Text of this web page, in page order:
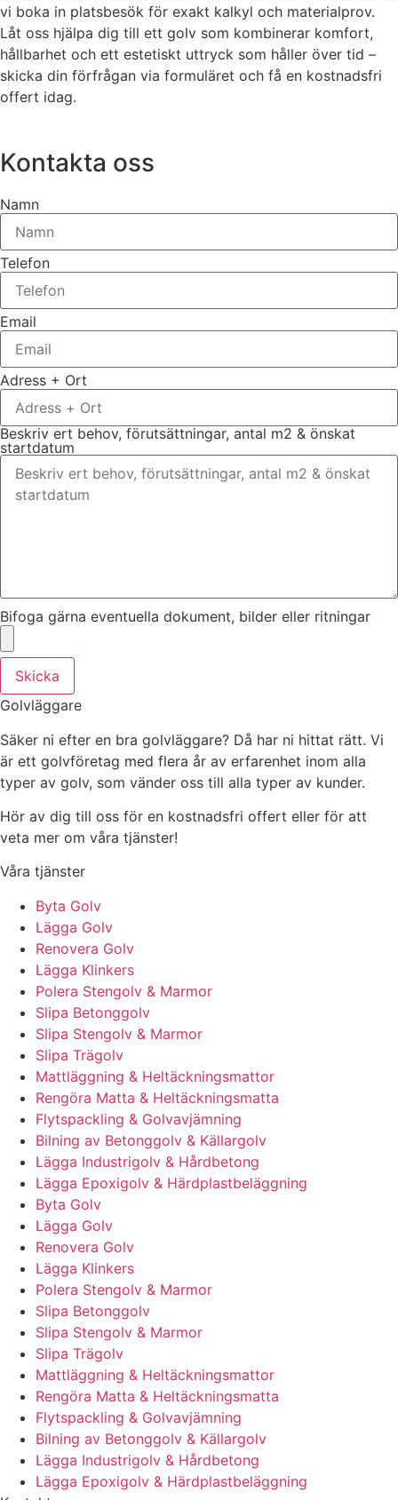
vi boka in platsbesök för exakt kalkyl och materialprov.
Låt oss hjälpa dig till ett golv som kombinerar komfort,
hållbarhet och ett estetiskt uttryck som håller över tid –
skicka din förfrågan via formuläret och få en kostnadsfri
offert idag.
Kontakta oss
Namn
Telefon
Email
Adress + Ort
Beskriv ert behov, förutsättningar, antal m2 & önskat
startdatum
Bifoga gärna eventuella dokument, bilder eller ritningar
Skicka
Golvläggare
Säker ni efter en bra golvläggare? Då har ni hittat rätt. Vi
är ett golvföretag med flera år av erfarenhet inom alla
typer av golv, som vänder oss till alla typer av kunder.
Hör av dig till oss för en kostnadsfri offert eller för att
veta mer om våra tjänster!
Våra tjänster
Byta Golv
Lägga Golv
Renovera Golv
Lägga Klinkers
Polera Stengolv & Marmor
Slipa Betonggolv
Slipa Stengolv & Marmor
Slipa Trägolv
Mattläggning & Heltäckningsmattor
Rengöra Matta & Heltäckningsmatta
Flytspackling & Golvavjämning
Bilning av Betonggolv & Källargolv
Lägga Industrigolv & Hårdbetong
Lägga Epoxigolv & Härdplastbeläggning
Byta Golv
Lägga Golv
Renovera Golv
Lägga Klinkers
Polera Stengolv & Marmor
Slipa Betonggolv
Slipa Stengolv & Marmor
Slipa Trägolv
Mattläggning & Heltäckningsmattor
Rengöra Matta & Heltäckningsmatta
Flytspackling & Golvavjämning
Bilning av Betonggolv & Källargolv
Lägga Industrigolv & Hårdbetong
Lägga Epoxigolv & Härdplastbeläggning